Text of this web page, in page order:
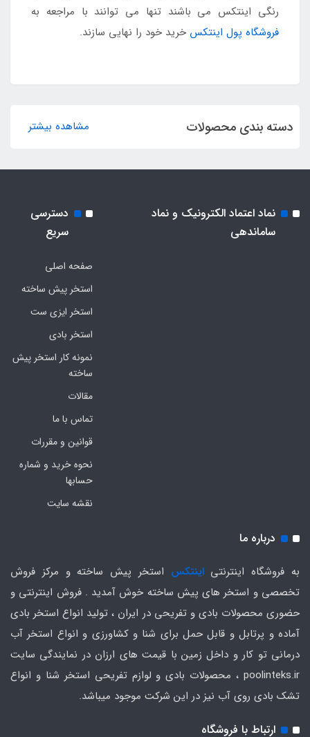
رنگی اینتکس می باشند تنها می توانند با مراجعه به
فروشگاه پول اینتکس خرید خود را نهایی سازند.
دسته بندی محصولات مشاهده بیشتر
نماد اعتماد الکترونیک و نماد
ساماندهی
دسترسی
سریع
صفحه اصلی
استخر پیش ساخته
استخر ایزی ست
استخر بادی
نمونه کار استخر پیش
ساخته
مقالات
تماس با ما
قوانین و مقررات
نحوه خرید و شماره
حسابها
نقشه سایت
درباره ما
به فروشگاه اینترنتیاینتکس استخر پیش ساخته و مرکز فروش
تخصصی و استخر های پیش ساخته خوش آمدید . فروش اینترنتی و
حضوری محصولات بادی و تفریحی در ایران ، تولید انواع استخر بادی
آماده و پرتابل و قابل حمل برای شنا و کشاورزی و انواع استخر آب
درمانی تو کار و داخل زمین با قیمت های ارزان در نمایندگی سایت
poolinteks.ir ، محصولات بادی و لوازم تفریحی استخر شنا و انواع
تشک بادی روی آب نیز در این شرکت موجود میباشد.
ارتباط با فروشگاه